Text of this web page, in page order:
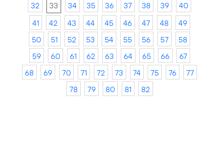
32
33 34 35 36 37 38 39
40
41
42 43 44 45 46 47 48
49
50
51 52 53 54 55 56 57
58
59
60 61 62 63 64 65 66
67
68
69 70 71 72 73 74 75 76
77
78
79 80 81 82